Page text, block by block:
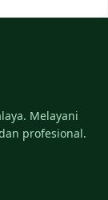
Melayani
profesional.